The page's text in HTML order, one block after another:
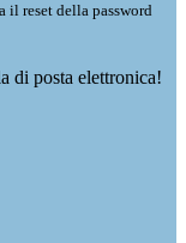
il reset della password
di posta elettronica!